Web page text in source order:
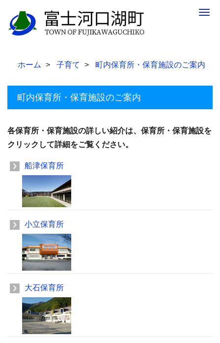
ホーム 子育て 町内保育所・保育施設のご案内
町内保育所・保育施設のご案内
各保育所・保育施設の詳しい紹介は、保育所・保育施設を
クリックして詳細をご覧ください。
船津保育所
小立保育所
大石保育所